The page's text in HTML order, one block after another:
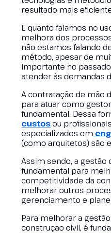
resultado mais
E quanto falamos no
melhora dos
não estamos falando
método, apesar de
importante no
atender às demandas
A contratação de mão
para atuar como
fundamental. Dessa
custosou
especializados em
(como arquitetos) são
Assim sendo, a gestão
fundamental para
competitividade da
melhorar outros
gerenciamento e
Para melhorar a
construção civil, é